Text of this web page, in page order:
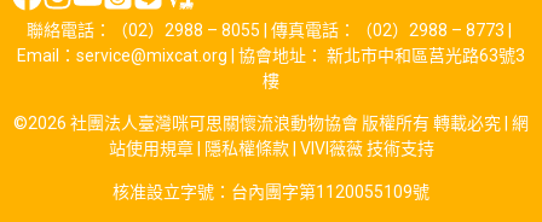
聯絡電話：（02）2988 – 8055 | 傳真電話：（02）2988 – 8773 |
Email：service@mixcat.org | 協會地址： 新北市中和區莒光路63號3
樓
©2026 社團法人臺灣咪可思關懷流浪動物協會 版權所有 轉載必究 | 網
站使用規章| 隱私權條款| VIVI薇薇技術支持
核准設立字號：台內團字第1120055109號